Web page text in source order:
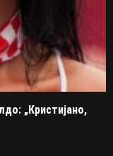
„Кристијано,